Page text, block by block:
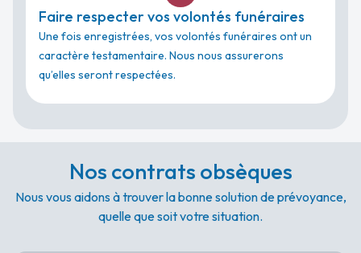
Faire respecter vos volontés funéraires
Une fois enregistrées, vos volontés funéraires ont un
caractère testamentaire. Nous nous assurerons
qu’elles seront respectées.
Nos contrats obsèques
Nous vous aidons à trouver la bonne solution de prévoyance,
quelle que soit votre situation.